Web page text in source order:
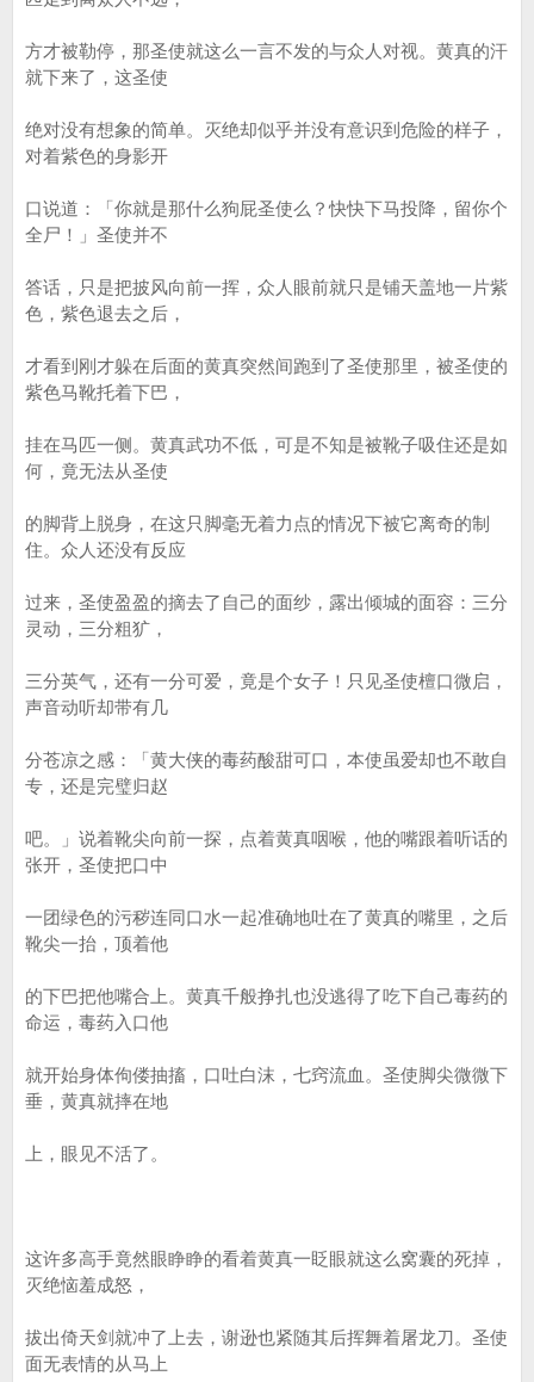
方才被勒停，那圣使就这么一言不发的与众人对视。黄真的汗
就下来了，这圣使
绝对没有想象的简单。灭绝却似乎并没有意识到危险的样子，
对着紫色的身影开
口说道：「你就是那什么狗屁圣使么？快快下马投降，留你个
全尸！」圣使并不
答话，只是把披风向前一挥，众人眼前就只是铺天盖地一片紫
色，紫色退去之后，
才看到刚才躲在后面的黄真突然间跑到了圣使那里，被圣使的
紫色马靴托着下巴，
挂在马匹一侧。黄真武功不低，可是不知是被靴子吸住还是如
何，竟无法从圣使
的脚背上脱身，在这只脚毫无着力点的情况下被它离奇的制
住。众人还没有反应
过来，圣使盈盈的摘去了自己的面纱，露出倾城的面容：三分
灵动，三分粗犷，
三分英气，还有一分可爱，竟是个女子！只见圣使檀口微启，
声音动听却带有几
分苍凉之感：「黄大侠的毒药酸甜可口，本使虽爱却也不敢自
专，还是完璧归赵
吧。」说着靴尖向前一探，点着黄真咽喉，他的嘴跟着听话的
张开，圣使把口中
一团绿色的污秽连同口水一起准确地吐在了黄真的嘴里，之后
靴尖一抬，顶着他
的下巴把他嘴合上。黄真千般挣扎也没逃得了吃下自己毒药的
命运，毒药入口他
就开始身体佝偻抽搐，口吐白沫，七窍流血。圣使脚尖微微下
垂，黄真就摔在地
上，眼见不活了。
这许多高手竟然眼睁睁的看着黄真一眨眼就这么窝囊的死掉，
灭绝恼羞成怒，
拔出倚天剑就冲了上去，谢逊也紧随其后挥舞着屠龙刀。圣使
面无表情的从马上